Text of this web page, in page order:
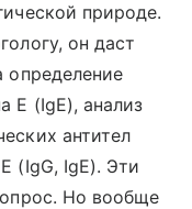
природе.
он даст
определение
E (IgE), анализ
антител
(IgG, IgE). Эти
Но вообще